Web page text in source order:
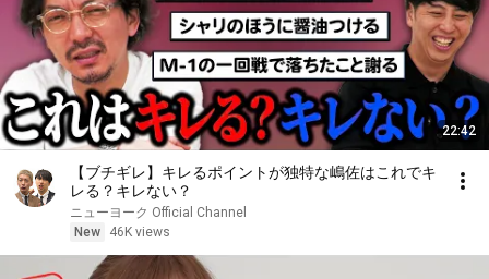
22:42
【ブチギレ】キレるポイントが独特な嶋佐はこれでキ
レる？キレない？
ニューヨーク Official Channel
New
46K views